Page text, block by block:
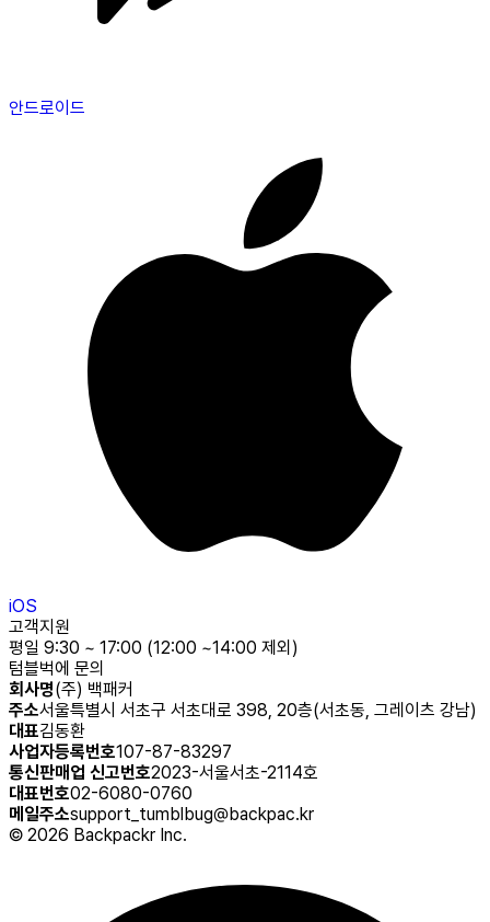
안드로이드
iOS
고객지원
평일 9:30 ~ 17:00 (12:00 ~14:00 제외)
텀블벅에 문의
회사명(주) 백패커
주소서울특별시 서초구 서초대로 398, 20층(서초동, 그레이츠 강남)
대표김동환
사업자등록번호107-87-83297
통신판매업 신고번호2023-서울서초-2114호
대표번호02-6080-0760
메일주소support_tumblbug@backpac.kr
© 2026 Backpackr Inc.